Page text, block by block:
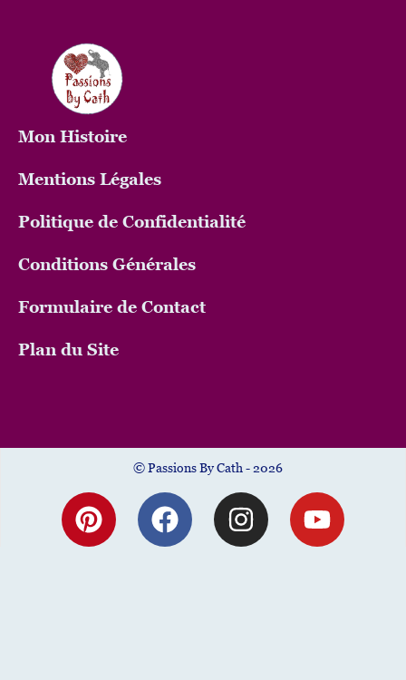
MonHistoire
Mentions Légales
Politique de Confidentialité
Conditions Générales
Formulaire de Contact
Plan du Site
© Passions By Cath - 2026